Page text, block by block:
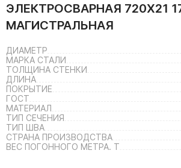
ЭЛЕКТРОСВАРНАЯ 720Х21
МАГИСТРАЛЬНАЯ
ДИАМЕТР
МАРКА СТАЛИ
ТОЛЩИНА СТЕНКИ
ДЛИНА
ПОКРЫТИЕ
ГОСТ
МАТЕРИАЛ
ТИП СЕЧЕНИЯ
ТИП ШВА
СТРАНА ПРОИЗВОДСТВА
ВЕС ПОГОННОГО МЕТРА. Т